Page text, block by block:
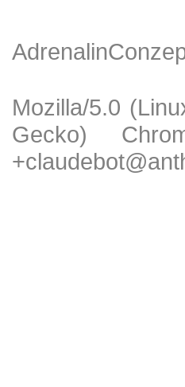
Mozilla/5.0
Gecko)